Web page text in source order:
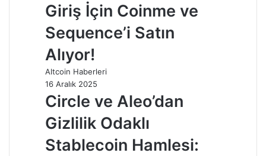
Giriş İçin Coinme ve
Sequence’i Satın
Alıyor!
Altcoin Haberleri
16 Aralık 2025
Circle ve Aleo’dan
Gizlilik Odaklı
Stablecoin Hamlesi: